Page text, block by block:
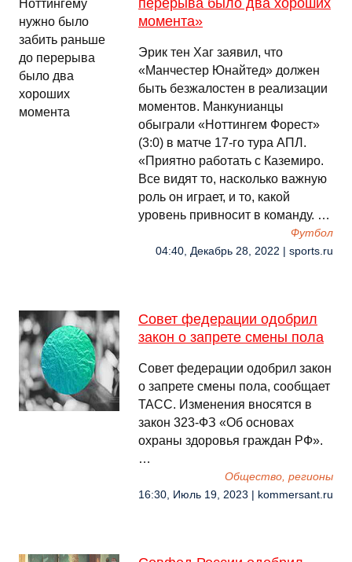
перерыва было два хороших
момента»
Эрик тен Хаг заявил, что
«Манчестер Юнайтед» должен
быть безжалостен в реализации
моментов. Манкунианцы
обыграли «Ноттингем Форест»
(3:0) в матче 17-го тура АПЛ.
«Приятно работать с Каземиро.
Все видят то, насколько важную
роль он играет, и то, какой
уровень привносит в команду. …
Футбол
04:40, Декабрь 28, 2022 | sports.ru
Совет федерации одобрил
закон о запрете смены пола
Совет федерации одобрил закон
о запрете смены пола, сообщает
ТАСС. Изменения вносятся в
закон 323-ФЗ «Об основах
охраны здоровья граждан РФ».
…
Общество, регионы
16:30, Июль 19, 2023 | kommersant.ru